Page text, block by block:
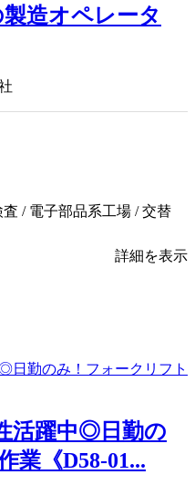
造オペレータ
/ 電子部品系工場 / 交替
詳細を表示
活躍中◎日勤の
業《D58-01...